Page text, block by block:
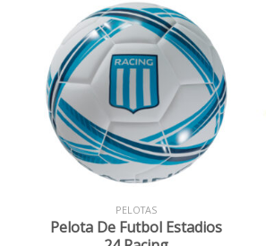
PELOTAS
Pelota De Futbol Estadios